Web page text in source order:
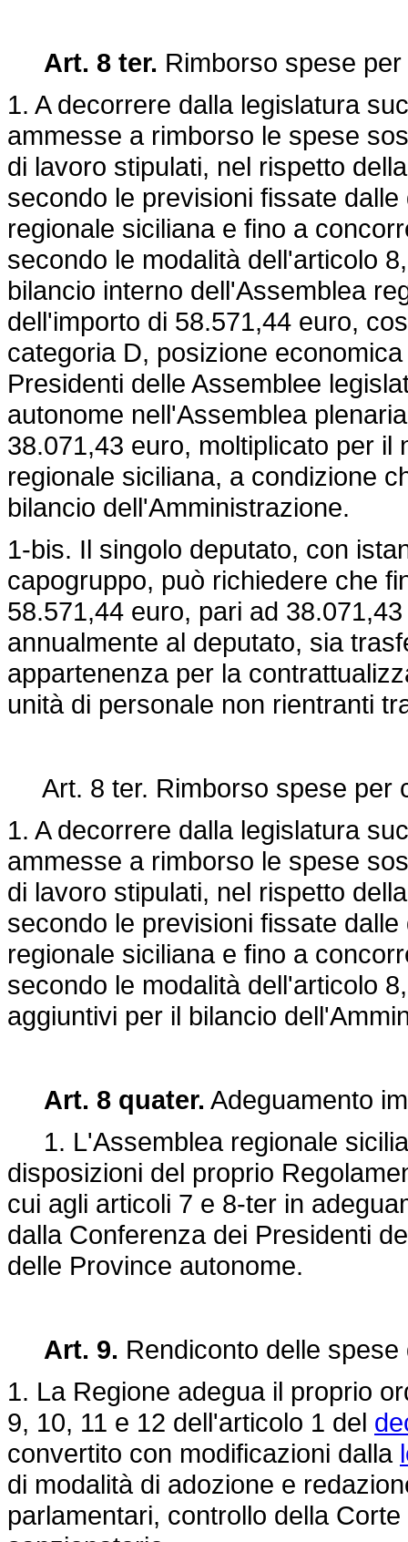
Art. 8 ter. Rimborso spese
1. A decorrere dalla legislatura
ammesse a rimborso le spese
di lavoro stipulati, nel rispetto
secondo le previsioni fissate
regionale siciliana e fino a
secondo le modalità dell'articolo
bilancio interno dell'Assemblea
dell'importo di 58.571,44 euro,
categoria D, posizione
Presidenti delle Assemblee
autonome nell'Assemblea
38.071,43 euro, moltiplicato per
regionale siciliana, a condizione
bilancio dell'Amministrazione.
1-bis. Il singolo deputato, con
capogruppo, può richiedere che
58.571,44 euro, pari ad
annualmente al deputato, sia
appartenenza per la
unità di personale non rientranti
Art. 8 ter. Rimborso spese per
1. A decorrere dalla legislatura
ammesse a rimborso le spese
di lavoro stipulati, nel rispetto
secondo le previsioni fissate
regionale siciliana e fino a
secondo le modalità dell'articolo
aggiuntivi per il bilancio
Art. 8 quater. Adeguamento
1. L'Assemblea regionale
disposizioni del proprio
cui agli articoli 7 e 8-ter in
dalla Conferenza dei Presidenti
delle Province autonome.
Art. 9. Rendiconto delle
1. La Regione adegua il proprio
9, 10, 11 e 12 dell'articolo 1 del
convertito con modificazioni dalla
di modalità di adozione e
parlamentari, controllo della